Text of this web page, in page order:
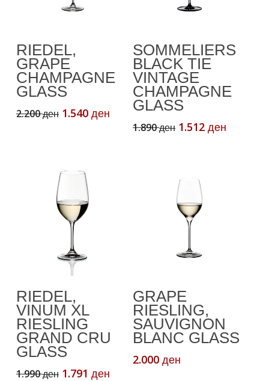
Кошничка
RIEDEL,
GRAPE
CHAMPAGNE
GLASS
2.200ден Original
1.540 денCurrent
price
Кошничка
SOMMELIERS
BLACK TIE
VINTAGE
CHAMPAGNE
GLASS
1.890ден Original
1.512ден
Кошничка
RIEDEL,
VINUM XL
RIESLING
GRAND CRU
GLASS
1.990ден Original
1.791 денCurrent
GRAPE
RIESLING,
SAUVIGNON
BLANC GLASS
2.000ден